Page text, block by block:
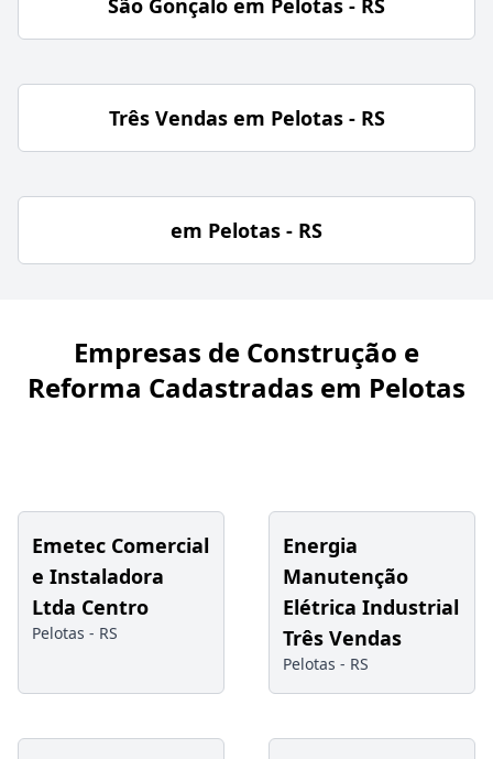
Três Vendas em Pelotas - RS
em Pelotas - RS
Empresas de Construção e
Reforma Cadastradas em Pelotas
Emetec Comercial
e Instaladora
Ltda Centro
Pelotas - RS
Energia
Manutenção
Elétrica Industrial
Três Vendas
Pelotas - RS